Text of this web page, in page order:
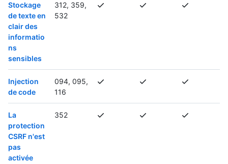
Stockage
de texte en
clair des
informatio
ns
sensibles
312, 359,
532
Injection
de code
094, 095,
116
La
protection
CSRF n'est
pas
activée
352